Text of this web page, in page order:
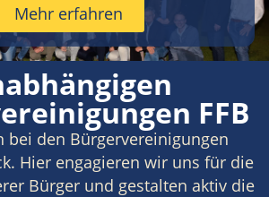
Mehr erfahren
FFB
bei den Bürgervereinigungen
Hier engagieren wir uns für die
Bürger und gestalten aktiv die